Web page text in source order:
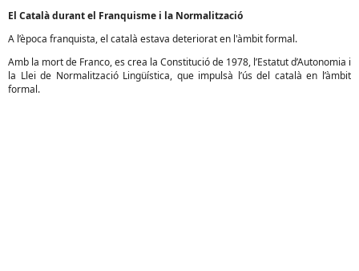
El Català durant el Franquisme i la Normalització
A l’època franquista, el català estava deteriorat en l'àmbit formal.
Amb la mort de Franco, es crea la Constitució de 1978, l’Estatut d’Autonomia i
la Llei de Normalització Lingüística, que impulsà l’ús del català en l’àmbit
formal.